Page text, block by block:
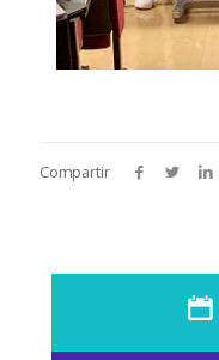
Compartir